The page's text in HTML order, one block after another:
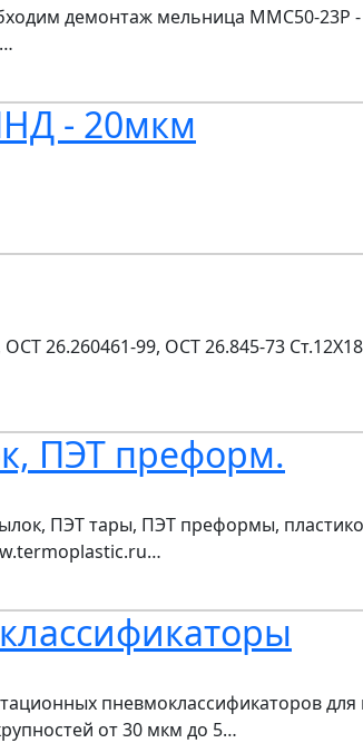
демонтаж мельница ММС50-23Р -
- 20мкм
26.260461-99, ОСТ 26.845-73
ПЭТ преформ.
ПЭТ тары, ПЭТ преформы,
пневмоклассификаторов для
от 30 мкм до 5…